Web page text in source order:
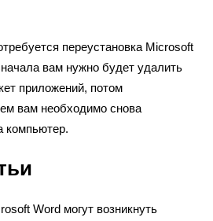
переустановка Microsoft
вам нужно будет удалить
приложений, потом
вам необходимо снова
компьютер.
Word могут возникнуть